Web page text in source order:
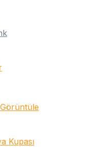
Görüntüle
Kupası